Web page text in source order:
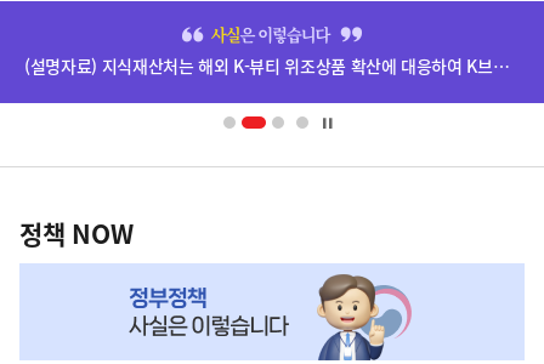
영
(설명자료) 지식재산처는 해외 K-뷰티 위조상품 확산에 대응하여 K브랜드 정부인증, 유통차단, 국제공조까지 K-브랜드 보호를 강화하고 있습니다.
책
NOW,
정책 NOW